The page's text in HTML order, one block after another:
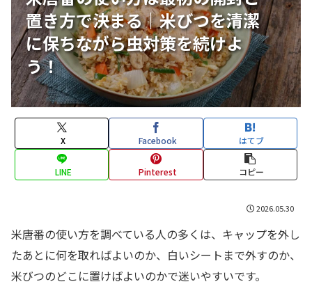
置き方で決まる｜米びつを清潔
に保ちながら虫対策を続けよ
う！
X Facebook はてブ
LINE Pinterest コピー
2026.05.30
米唐番の使い方を調べている人の多くは、キャップを外し
たあとに何を取ればよいのか、白いシートまで外すのか、
米びつのどこに置けばよいのかで迷いやすいです。